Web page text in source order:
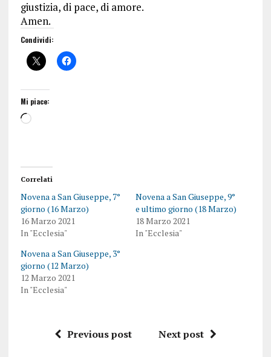
giustizia, di pace, di amore.
Amen.
Condividi:
Mi piace:
Correlati
Novena a San Giuseppe, 7°
giorno (16 Marzo)
16 Marzo 2021
In "Ecclesia"
Novena a San Giuseppe, 9°
e ultimo giorno (18 Marzo)
18 Marzo 2021
In "Ecclesia"
Novena a San Giuseppe, 3°
giorno (12 Marzo)
12 Marzo 2021
In "Ecclesia"
Previous post Next post